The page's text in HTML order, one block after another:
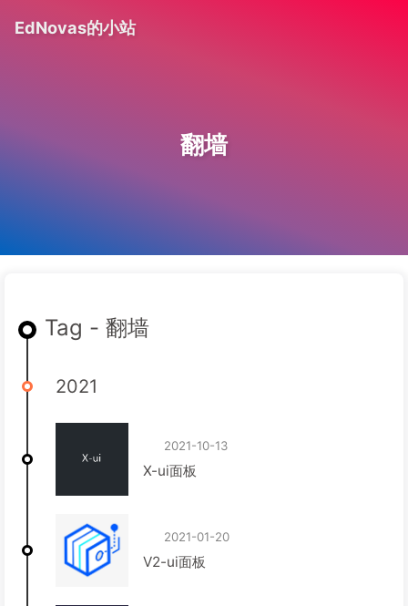
EdNovas的小站
翻墙
Tag - 翻墙
2021
2021-10-13
X-ui面板
2021-01-20
V2-ui面板